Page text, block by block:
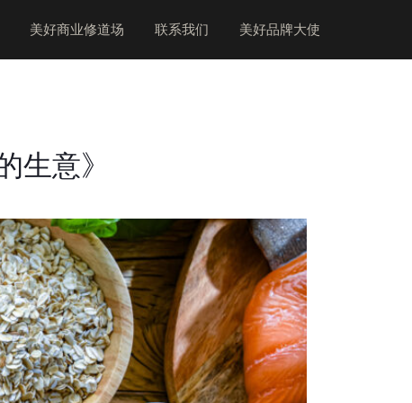
美好商业修道场 联系我们 美好品牌大使
生意》